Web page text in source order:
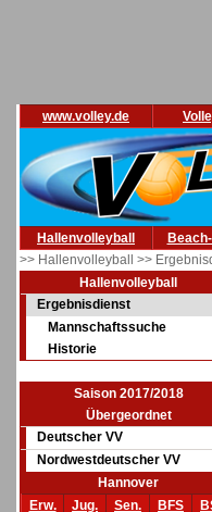
www.volley.de
Hallenvolleyball
>> Hallenvolleyball >>
Hallenvolleyball
Ergebnisdienst
Mannschaftssuche
Historie
Saison 2017/2018
Übergeordnet
Deutscher VV
Nordwestdeutscher VV
Hannover
Erw.
Jug. Sen. BFS